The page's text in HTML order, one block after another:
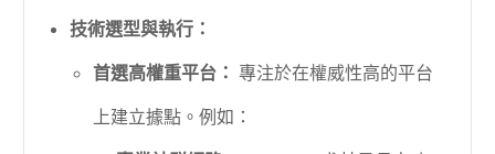
技術選型與執行：
首選高權重平台： 專注於在權威性高的平台
上建立據點。例如：